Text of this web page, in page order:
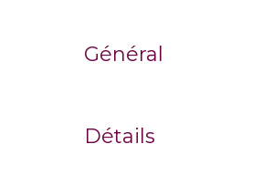
Général
Détails